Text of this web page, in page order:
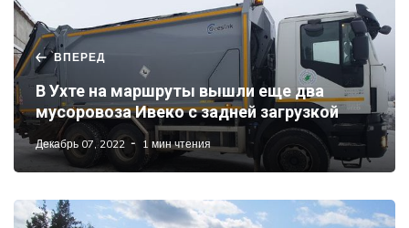
ВПЕРЕД
В Ухте на маршруты вышли еще два
мусоровоза Ивеко с задней загрузкой
Декабрь 07, 2022 1 мин чтения